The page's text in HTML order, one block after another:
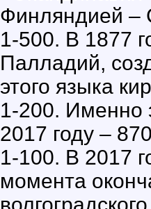
Финляндией –
1-500. В 1877
Палладий,
этого языка
1-200. Именно
2017 году –
1-100. В 2017
момента